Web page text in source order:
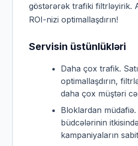
göstərərək trafiki filtrləyirik.
ROI-nizi optimallaşdırın!
Servisin üstünlükləri
Daha çox trafik.
optimallaşdırın,
daha çox müştəri
Bloklardan müdafiə.
büdcələrinin
kampaniyaların